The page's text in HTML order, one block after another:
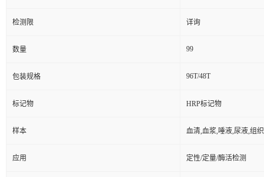
检测限 详询
数量 99
包装规格 96T/48T
标记物 HRP标记物
样本 血清,血浆,唾液,尿液,组
应用 定性/定量/酶活检测